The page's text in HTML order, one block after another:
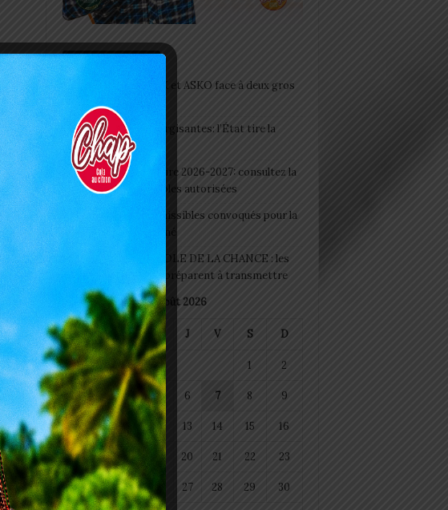
de
le
de
les
et
Articles récents
Interclubs CAF: ASCK et ASKO face à deux gros
morceaux
Togo/ Boissons énergisantes: l’État tire la
sonnette d’alarme
Togo/ Rentrée scolaire 2026-2027: consultez la
liste officielle des écoles autorisées
ESSAL 2026 : les admissibles convoqués pour la
visite médicale à Lomé
SWEDD+ Togo / ECOLE DE LA CHANCE : les
maitres-artisans se préparent à transmettre
août 2026
L M M J V S D
1 2
3 4 5 6 7 8 9
10 11 12 13 14 15 16
17 18 20 21 22 23
24 25 26 27 28 29 30